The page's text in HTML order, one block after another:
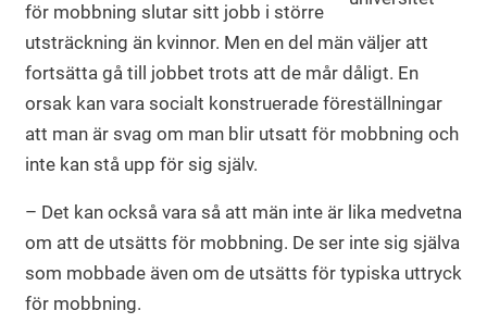
för mobbning slutar sitt jobb i större
utsträckning än kvinnor. Men en del män väljer att
fortsätta gå till jobbet trots att de mår dåligt. En
orsak kan vara socialt konstruerade föreställningar
att man är svag om man blir utsatt för mobbning och
inte kan stå upp för sig själv.
– Det kan också vara så att män inte är lika medvetna
om att de utsätts för mobbning. De ser inte sig själva
som mobbade även om de utsätts för typiska uttryck
för mobbning.